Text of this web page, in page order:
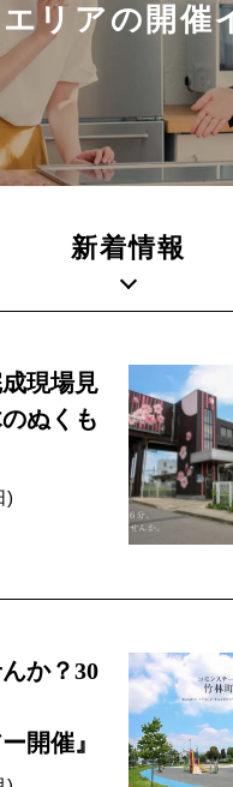
リアの 開催
新着情報
現場見
ぬくも
)
か？30
開催』